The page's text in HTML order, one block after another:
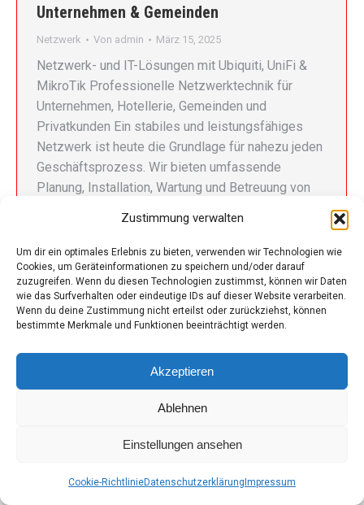
Zustimmung verwalten
Um dir ein optimales Erlebnis zu bieten, verwenden wir Technologien wie
Cookies, um Geräteinformationen zu speichern und/oder darauf
zuzugreifen. Wenn du diesen Technologien zustimmst, können wir Daten
wie das Surfverhalten oder eindeutige IDs auf dieser Website verarbeiten.
Wenn du deine Zustimmung nicht erteilst oder zurückziehst, können
bestimmte Merkmale und Funktionen beeinträchtigt werden.
Akzeptieren
Ablehnen
Einstellungen ansehen
Cookie-RichtlinieDatenschutzerklärung Impressum
Unternehmen & Gemeinden
Netzwerk Von admin März 15, 2025
Netzwerk- und IT-Lösungen mit Ubiquiti, UniFi &
MikroTik Professionelle Netzwerktechnik für
Unternehmen, Hotellerie, Gemeinden und
Privatkunden Ein stabiles und leistungsfähiges
Netzwerk ist heute die Grundlage für nahezu jeden
Geschäftsprozess. Wir bieten umfassende
Planung, Installation, Wartung und Betreuung von
Technologien von Ubiquiti, UniFi und MikroTik. Von
kleinen Unternehmensnetzwerken bis hin zu…
© iT-Stuff.at
Footer